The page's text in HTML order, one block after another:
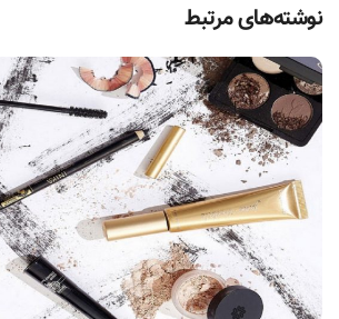
نوشته‌های مرتبط